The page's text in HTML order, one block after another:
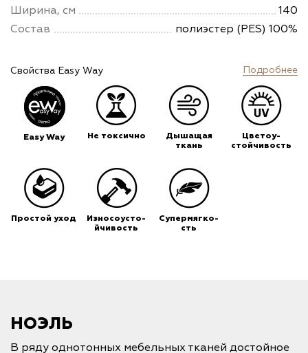
Ширина, см
140
Состав
полиэстер (PES) 100%
Свойства Easy Way Подробнее
Easy Way Не токсично
Дышащая
ткань
Цветоу-
стойчивость
Простой уход
Износоусто-
йчивость
Супермягко-
сть
НОЭЛЬ
В ряду однотонных мебельных тканей достойное